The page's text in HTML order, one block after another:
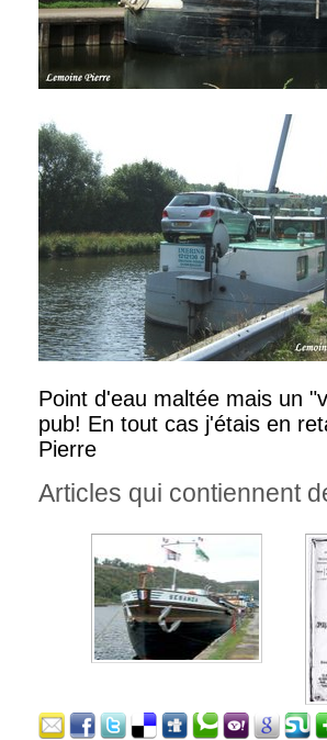
Point d'eau maltée mais un
pub! En tout cas j'étais en
Pierre
Articles qui contiennent